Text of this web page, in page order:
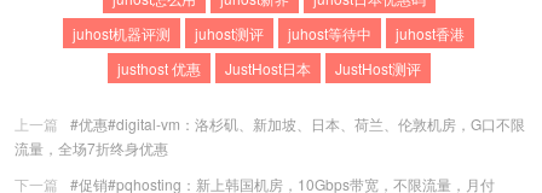
juhost机器评测
juhost测评 juhost等待中
juhost香港
justhost 优惠
JustHost日本 JustHost测评
上一篇
#优惠#digital-vm：洛杉矶、新加坡、日本、荷兰、伦敦机房，G口不限
流量，全场7折终身优惠
下一篇
#促销#pqhosting：新上韩国机房，10Gbps带宽，不限流量，月付